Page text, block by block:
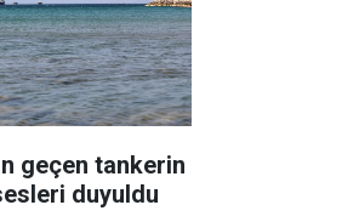
geçen tankerin
duyuldu